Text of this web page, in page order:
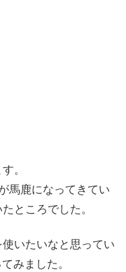
。
馬鹿になってきてい
ところでした。
いたいなと思ってい
みました。